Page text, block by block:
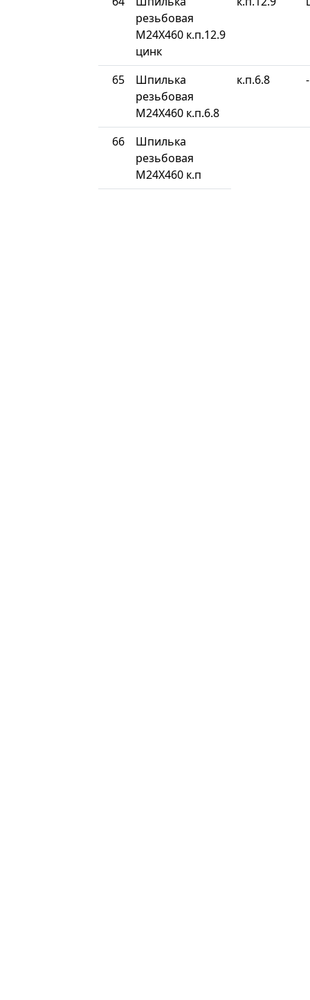
резьбовая
М24Х460 к.п.12.9
цинк
65
Шпилька
резьбовая
М24Х460 к.п.6.8
к.п.6.8 -
66
Шпилька
резьбовая
М24Х460 к.п